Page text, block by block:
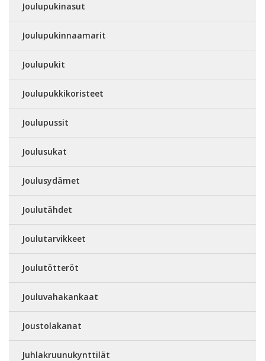
Joulupukinasut
Joulupukinnaamarit
Joulupukit
Joulupukkikoristeet
Joulupussit
Joulusukat
Joulusydämet
Joulutähdet
Joulutarvikkeet
Joulutötteröt
Jouluvahakankaat
Joustolakanat
Juhlakruunukynttilät